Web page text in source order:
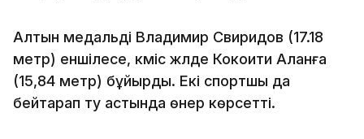
Алтын медальді Владимир Свиридов (17.18
метр) еншілесе, күміс жүлде Кокоити Аланға
(15,84 метр) бұйырды. Екі спортшы да
бейтарап ту астында өнер көрсетті.